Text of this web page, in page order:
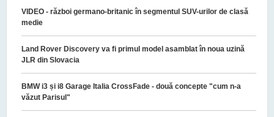
VIDEO - război germano-britanic în segmentul SUV-urilor de clasă
medie
Land Rover Discovery va fi primul model asamblat în noua uzină
JLR din Slovacia
BMW i3 și i8 Garage Italia CrossFade - două concepte "cum n-a
văzut Parisul"